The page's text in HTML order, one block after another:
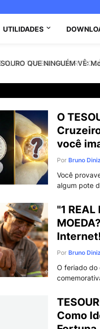
UTILIDADES
QUE NINGUÉM VÊ:
DO TRABALHADOR"
O
você
Por Bruno Diniz
Você
algum pote
"1
Por Bruno Diniz
O feriado do
Como